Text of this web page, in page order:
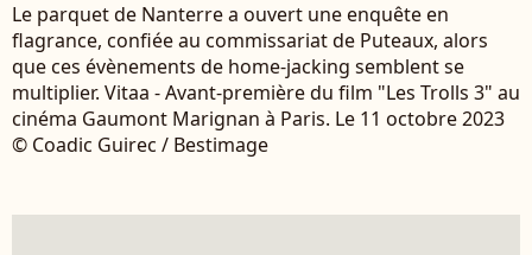
Le parquet de Nanterre a ouvert une enquête en
flagrance, confiée au commissariat de Puteaux, alors
que ces évènements de home-jacking semblent se
multiplier. Vitaa - Avant-première du film "Les Trolls 3" au
cinéma Gaumont Marignan à Paris. Le 11 octobre 2023
© Coadic Guirec / Bestimage